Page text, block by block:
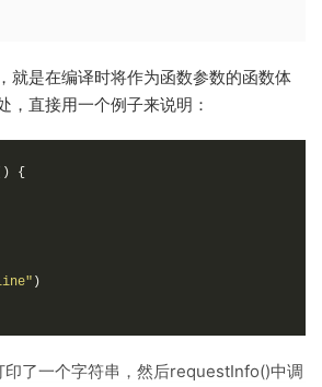
就是在编译时将作为函数参数的函数体
，直接用一个例子来说明：
{
)
了一个字符串，然后requestInfo()中调